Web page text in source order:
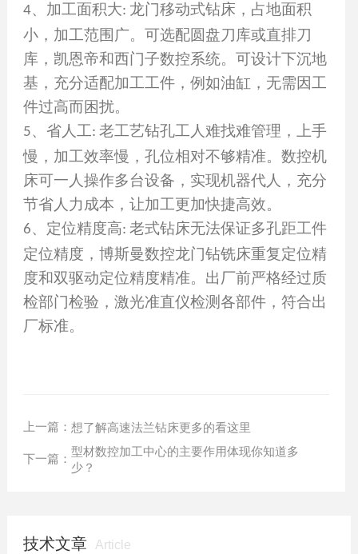
4、加工面积大: 龙门移动式钻床，占地面积
小，加工范围广。可选配圆盘刀库或直排刀
库，凯恩帝和西门子数控系统。可设计下沉地
基，充分适配加工工件，例如油缸，无需因工
件过高而困扰。
5、省人工: 老工艺钻孔工人难找难管理，上手
慢，加工效率慢，孔位相对不够精准。数控机
床可一人操作多台设备，实现机器代人，充分
节省人力成本，让加工更加快捷高效。
6、定位精度高: 老式钻床无法保证多孔距工件
定位精度，博斯曼数控龙门钻铣床重复定位精
度和双驱动定位精度精准。出厂前严格经过质
检部门检验，激光准直仪检测各部件，符合出
厂标准。
上一篇： 想了解高速法兰钻床更多的看这里
下一篇：
型材数控加工中心的主要作用体现你知道多
少？
技术文章 Article